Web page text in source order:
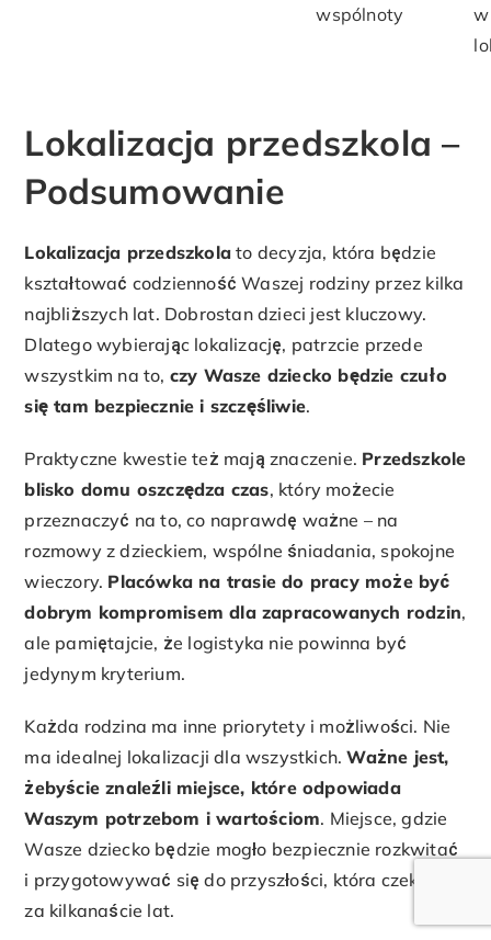
wspólnoty
Lokalizacja przedszkola –
Podsumowanie
Lokalizacja przedszkola to decyzja, która będzie
kształtować codzienność Waszej rodziny przez kilka
najbliższych lat. Dobrostan dzieci jest kluczowy.
Dlatego wybierając lokalizację, patrzcie przede
wszystkim na to, czy Wasze dziecko będzie czuło
się tam bezpiecznie i szczęśliwie.
Praktyczne kwestie też mają znaczenie. Przedszkole
blisko domu oszczędza czas, który możecie
przeznaczyć na to, co naprawdę ważne – na
rozmowy z dzieckiem, wspólne śniadania, spokojne
wieczory. Placówka na trasie do pracy może być
dobrym kompromisem dla zapracowanych rodzin,
ale pamiętajcie, że logistyka nie powinna być
jedynym kryterium.
Każda rodzina ma inne priorytety i możliwości. Nie
ma idealnej lokalizacji dla wszystkich.Ważne jest,
żebyście znaleźli miejsce, które odpowiada
Waszym potrzebom i wartościom. Miejsce, gdzie
Wasze dziecko będzie mogło bezpiecznie rozkwitać
i przygotowywać się do przyszłości, która czeka je
za kilkanaście lat.